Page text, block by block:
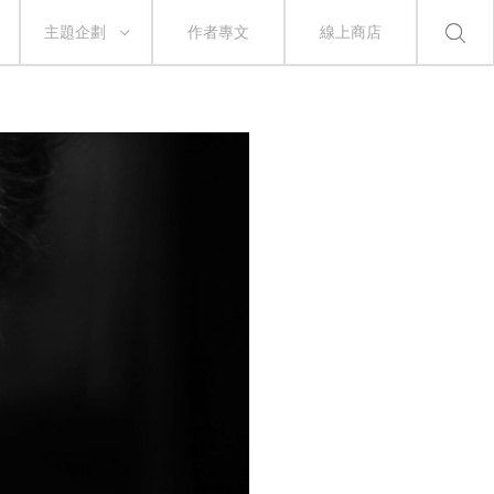
主題企劃 作者專文 線上商店